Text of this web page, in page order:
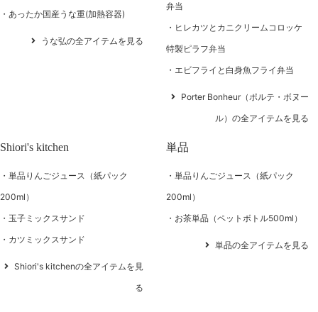
あったか国産うな重(加熱容器)
うな弘の全アイテムを見る
弁当
ヒレカツとカニクリームコロッケ
特製ピラフ弁当
エビフライと白身魚フライ弁当
Porter Bonheur（ポルテ・ボヌー
ル）の全アイテムを見る
Shiori's kitchen
単品りんごジュース（紙パック
200ml）
玉子ミックスサンド
カツミックスサンド
Shiori's kitchenの全アイテムを見
る
単品
単品りんごジュース（紙パック
200ml）
お茶単品（ペットボトル500ml）
単品の全アイテムを見る